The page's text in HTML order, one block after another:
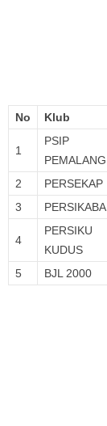
No Klub
1
PSIP
PEMALANG
2 PERSEKAP
3
PERSIKABA
4
PERSIKU
KUDUS
5 BJL 2000